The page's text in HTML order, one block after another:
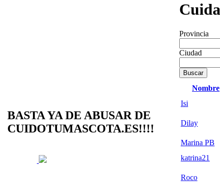
BASTA YA DE ABUSAR DE
CUIDOTUMASCOTA.ES!!!!
Provincia
Ciudad
Nombre
Isi
Dilay
Marina PB
katrina21
Roco